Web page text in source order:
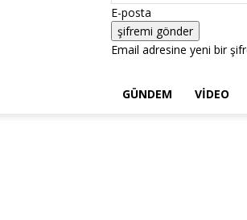
E-posta
Email adresine yeni bir
GÜNDEM VIDEO